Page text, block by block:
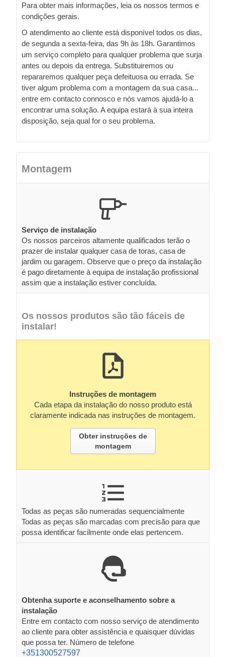
Para obter mais informações, leia os nossos termos e
condições gerais.
O atendimento ao cliente está disponível todos os dias,
de segunda a sexta-feira, das 9h às 18h. Garantimos
um serviço completo para qualquer problema que surja
antes ou depois da entrega. Substituiremos ou
repararemos qualquer peça defeituosa ou errada. Se
tiver algum problema com a montagem da sua casa...
entre em contacto connosco e nós vamos ajudá-lo a
encontrar uma solução. A equipa estará à sua inteira
disposição, seja qual for o seu problema.
Montagem
Serviço de instalação
Os nossos parceiros altamente qualificados terão o
prazer de instalar qualquer casa de toras, casa de
jardim ou garagem. Observe que o preço da instalação
é pago diretamente à equipa de instalação profissional
assim que a instalação estiver concluída.
Os nossos produtos são tão fáceis de
instalar!
Instruções de montagem
Cada etapa da instalação do nosso produto está
claramente indicada nas instruções de montagem.
Obter instruções de
montagem
Todas as peças são numeradas sequencialmente
Todas as peças são marcadas com precisão para que
possa identificar facilmente onde elas pertencem.
Obtenha suporte e aconselhamento sobre a
instalação
Entre em contacto com nosso serviço de atendimento
ao cliente para obter assistência e quaisquer dúvidas
que possa ter. Número de telefone
+351300527597